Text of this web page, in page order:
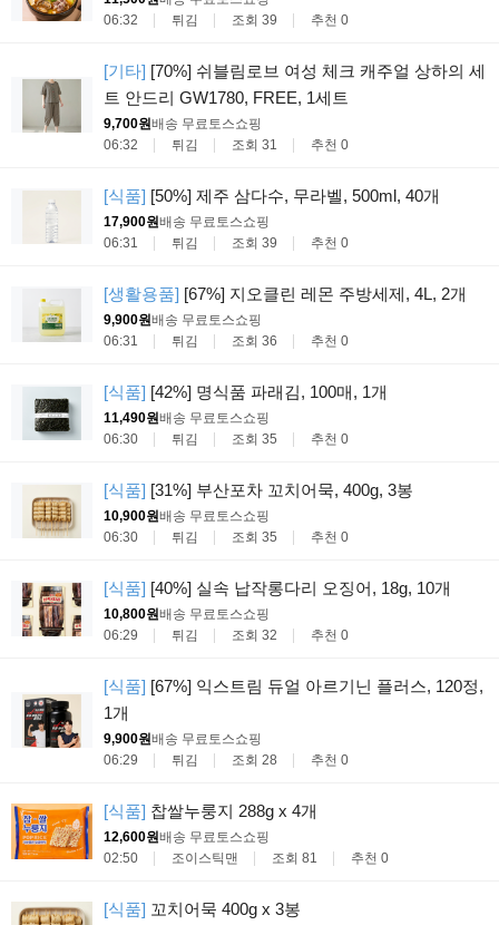
06:32
튀김 조회 39 추천 0
[기타] [70%] 쉬블림로브 여성 체크 캐주얼 상하의 세
트 안드리 GW1780, FREE, 1세트
9,700원배송 무료 토스쇼핑
06:32
튀김 조회 31 추천 0
[식품] [50%] 제주 삼다수, 무라벨, 500ml, 40개
17,900원배송 무료 토스쇼핑
06:31
튀김 조회 39 추천 0
[생활용품] [67%] 지오클린 레몬 주방세제, 4L, 2개
9,900원배송 무료 토스쇼핑
06:31
튀김 조회 36 추천 0
[식품] [42%] 명식품 파래김, 100매, 1개
11,490원배송 무료 토스쇼핑
06:30
튀김 조회 35 추천 0
[식품] [31%] 부산포차 꼬치어묵, 400g, 3봉
10,900원배송 무료 토스쇼핑
06:30
튀김 조회 35 추천 0
[식품] [40%] 실속 납작롱다리 오징어, 18g, 10개
10,800원배송 무료 토스쇼핑
06:29
튀김 조회 32 추천 0
[식품] [67%] 익스트림 듀얼 아르기닌 플러스, 120정,
1개
9,900원배송 무료 토스쇼핑
06:29
튀김 조회 28 추천 0
[식품] 찹쌀누룽지 288g x 4개
12,600원배송 무료 토스쇼핑
02:50
조이스틱맨 조회 81 추천 0
[식품] 꼬치어묵 400g x 3봉